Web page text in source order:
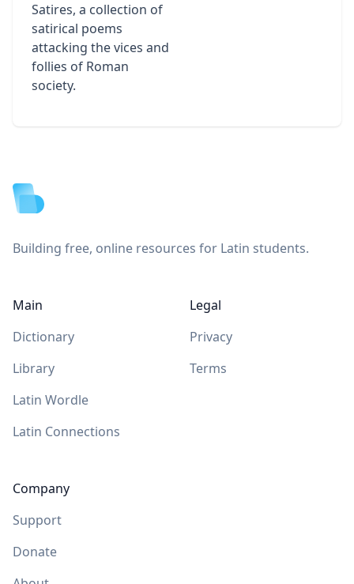
Satires, a collection of
satirical poems
attacking the vices and
follies of Roman
society.
Building free, online resources for Latin students.
Main
Dictionary
Library
Latin Wordle
Latin Connections
Company
Support
Donate
Legal
Privacy
Terms